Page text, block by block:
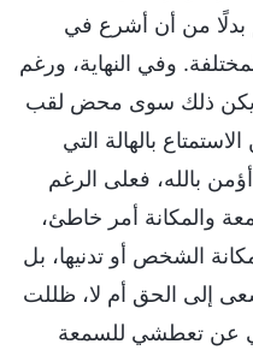
بدلًا من أن أشرع في
وفي النهاية، ورغم
يكن ذلك سوى محض لقب
بالهالة التي
بالله، فعلى الرغم
والمكانة أمر خاطئ،
الشخص أو تدنيها، بل
إلى الحق أم لا، ظللت
عن تعطشي للسمعة